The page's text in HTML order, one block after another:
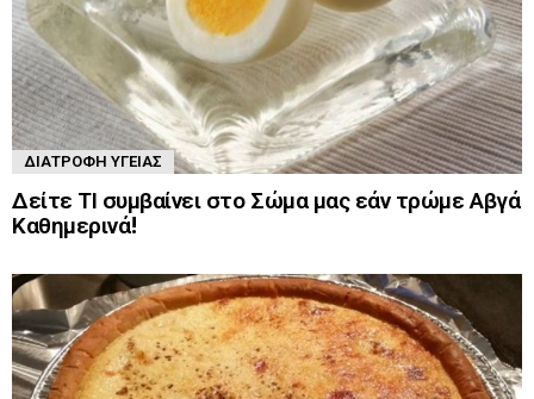
ΔΙΑΤΡΟΦΉ ΥΓΕΊΑΣ
Δείτε ΤΙ συμβαίνει στο Σώμα μας εάν τρώμε Αβγά
Καθημερινά!